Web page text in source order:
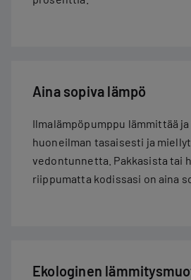
Aina sopiva lämpö
Ilmalämpöpumppu lämmittää
huoneilman tasaisesti ja
vedontunnetta. Pakkasista tai
riippumatta kodissasi on aina
Ekologinen